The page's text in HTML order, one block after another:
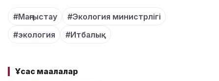
#Маңғыстау
#Экология министрлігі
#экология
#Итбалық
Ұқсас мақалалар